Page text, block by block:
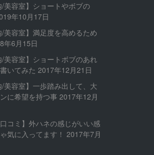
/美容室】ショートやボブの
年10月17日
/美容室】満足度を高めるため
年6月15日
/美容室】ショートボブのあれ
いてみた 2017年12月21日
/美容室】一歩踏み出して、大
に希望を持つ事 2017年12月
口コミ】外ハネの感じがいい感
気に入ってます！ 2017年7月